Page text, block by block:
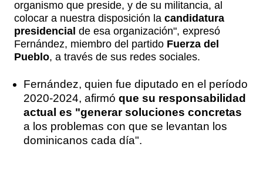
organismo que preside, y de su militancia, al
colocar a nuestra disposición la candidatura
presidencial de esa organización", expresó
Fernández, miembro del partido Fuerza del
Pueblo, a través de sus redes sociales.
Fernández, quien fue diputado en el período
2020-2024, afirmó que su responsabilidad
actual es "generar soluciones concretas
a los problemas con que se levantan los
dominicanos cada día".